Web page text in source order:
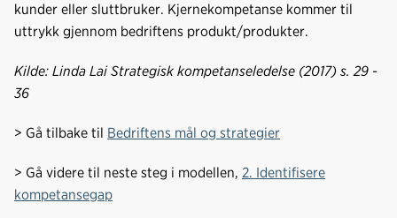
kunder eller sluttbruker. Kjernekompetanse kommer til
uttrykk gjennom bedriftens produkt/produkter.
Kilde: Linda Lai Strategisk kompetanseledelse (2017) s. 29 -
36
> Gå tilbake til Bedriftens mål og strategier
> Gå videre til neste steg i modellen, 2. Identifisere
kompetansegap